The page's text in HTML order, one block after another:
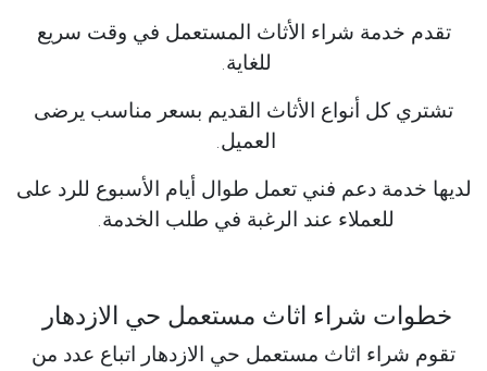
تقدم خدمة شراء الأثاث المستعمل في وقت سريع
للغاية.
تشتري كل أنواع الأثاث القديم بسعر مناسب يرضى
العميل.
لديها خدمة دعم فني تعمل طوال أيام الأسبوع للرد على
للعملاء عند الرغبة في طلب الخدمة.
خطوات شراء اثاث مستعمل حي الازدهار
تقوم شراء اثاث مستعمل حي الازدهار اتباع عدد من